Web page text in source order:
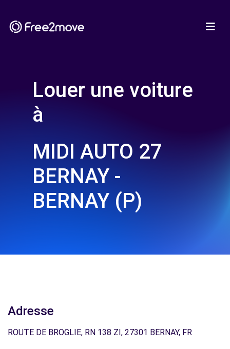
Louer une voiture
à
MIDI AUTO 27
BERNAY -
BERNAY (P)
Adresse
ROUTE DE BROGLIE, RN 138 ZI, 27301 BERNAY, FR